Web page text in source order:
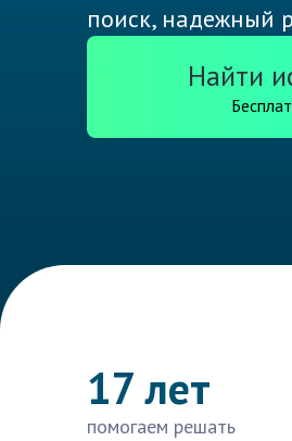
поиск, надежный
Найти
17 лет
помогаем решать